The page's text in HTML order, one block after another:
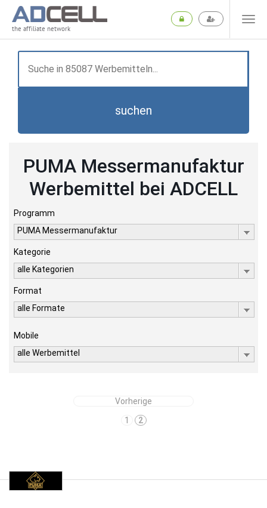
the affiliate network
suchen
PUMA Messermanufaktur
Werbemittel bei ADCELL
Programm
PUMA Messermanufaktur
Kategorie
alle Kategorien
Format
alle Formate
Mobile
alle Werbemittel
Vorherige
1
2